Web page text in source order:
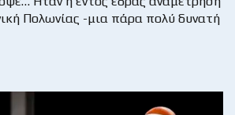
Πολωνίας -μια πάρα πολύ δυνατή